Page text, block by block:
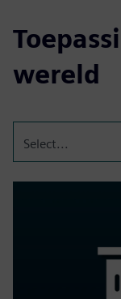
wereld
Select...